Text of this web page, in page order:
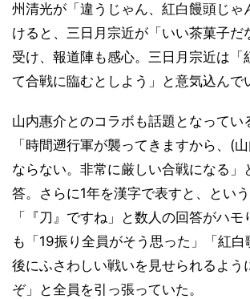
州清光が「違うじゃん、紅白饅頭じゃ
けると、三日月宗近が「いい茶菓子だ
受け、報道陣も感心。三日月宗近は「
て合戦に臨むとしよう」と意気込んで
山内惠介とのコラボも話題となってい
「時間遡行軍が襲ってきますから、(
ならない。非常に厳しい合戦になる」
答。さらに1年を漢字で表すと、とい
「『刀』ですね」と数人の回答がハ
も「19振り全員がそう思った」「紅
後にふさわしい戦いを見せられるよう
ぞ」と全員を引っ張っていた。